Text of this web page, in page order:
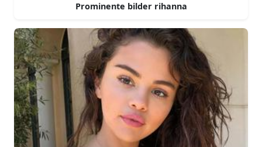
Prominente bilder rihanna